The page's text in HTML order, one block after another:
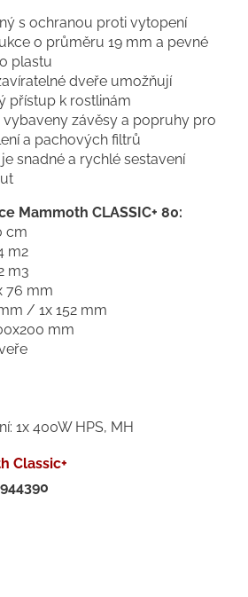
s ochranou proti vytopení
o průměru 19 mm a pevné
plastu
dveře umožňují
přístup k rostlinám
závěsy a popruhy pro
a pachových filtrů
snadné a rychlé sestavení
Mammoth CLASSIC+ 80:
cm
m2
m3
76 mm
/ 1x 152 mm
mm
1x 400W HPS, MH
Classic+